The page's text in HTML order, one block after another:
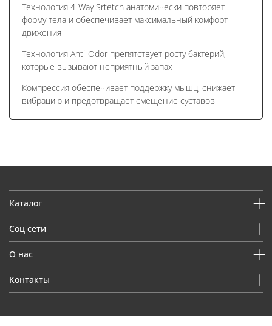
Технология 4-Way Srtetch анатомически повторяет
форму тела и обеспечивает максимальный комфорт
движения
Технология Anti-Odor препятствует росту бактерий,
которые вызывают неприятный запах
Компрессия обеспечивает поддержку мышц, снижает
вибрацию и предотвращает смещение суставов
Каталог
Соц сети
О нас
Контакты